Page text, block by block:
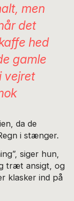
men
det
hed
gamle
vejret
da de
i stænger.
siger hun,
træt ansigt, og
klasker ind på